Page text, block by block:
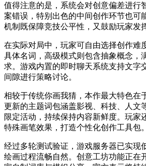
值得注意的是，系统会对创意偏差进行
案错误，特别出色的中间创作环节也可
机制既保障竞技公平性，又鼓励玩家发
在实际对局中，玩家可自由选择创作难
具体名词，高级模式则包含抽象概念，
求。游戏内置的即时聊天系统支持文字
间隙进行策略讨论。
相较于传统你画我猜，本作最大特色在
更新的主题词包涵盖影视、科技、人文
限定活动，持续保持内容新鲜度。玩家
特殊画笔效果，打造个性化创作工具包。
经过多轮测试验证，游戏服务器已实现
绘画过程流畅自然。创意工坊功能正在